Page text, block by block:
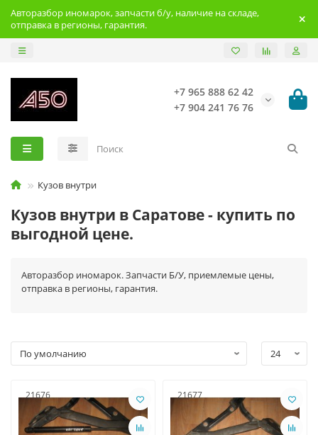
Авторазбор иномарок, запчасти б/у, наличие на складе,
отправка в регионы, гарантия.
+7 965 888 62 42
+7 904 241 76 76
Кузов внутри
Кузов внутри в Саратове - купить по
выгодной цене.
Авторазбор иномарок. Запчасти Б/У, приемлемые цены,
отправка в регионы, гарантия.
21676 21677